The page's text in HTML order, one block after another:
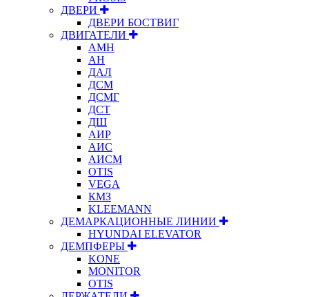
ДВЕРИ
ДВЕРИ БОСТВИГ
ДВИГАТЕЛИ
АМН
АН
ДАЛ
ДСМ
ДСМГ
ДСТ
ДШ
АИР
АИС
АИСМ
OTIS
VEGA
КМЗ
KLEEMANN
ДЕМАРКАЦИОННЫЕ ЛИНИИ
HYUNDAI ELEVATOR
ДЕМПФЕРЫ
KONE
MONITOR
OTIS